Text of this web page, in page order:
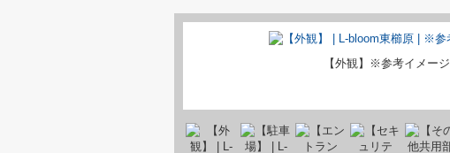
【外観】※参考イメージ